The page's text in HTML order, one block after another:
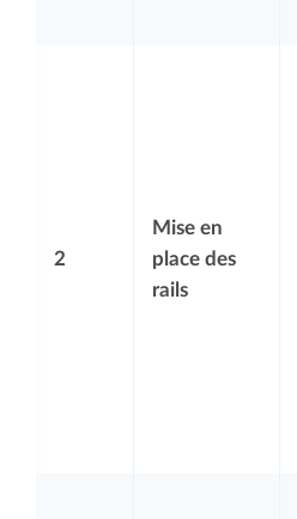
2
Mise en
place des
rails